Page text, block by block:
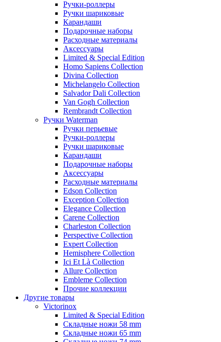
Ручки-роллеры
Ручки шариковые
Карандаши
Подарочные наборы
Расходные материалы
Аксессуары
Limited & Special Edition
Homo Sapiens Collection
Divina Collection
Michelangelo Collection
Salvador Dali Collection
Van Gogh Collection
Rembrandt Collection
Ручки Waterman
Ручки перьевые
Ручки-роллеры
Ручки шариковые
Карандаши
Подарочные наборы
Аксессуары
Расходные материалы
Edson Collection
Exception Collection
Elegance Collection
Carene Collection
Charleston Collection
Perspective Collection
Expert Collection
Hemisphere Collection
Ici Et Là Collection
Allure Collection
Embleme Collection
Прочие коллекции
Другие товары
Victorinox
Limited & Special Edition
Складные ножи 58 mm
Складные ножи 65 mm